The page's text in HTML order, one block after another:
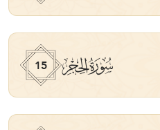
15 ﮛ